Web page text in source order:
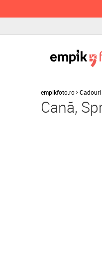
empikfoto.ro
Cană,